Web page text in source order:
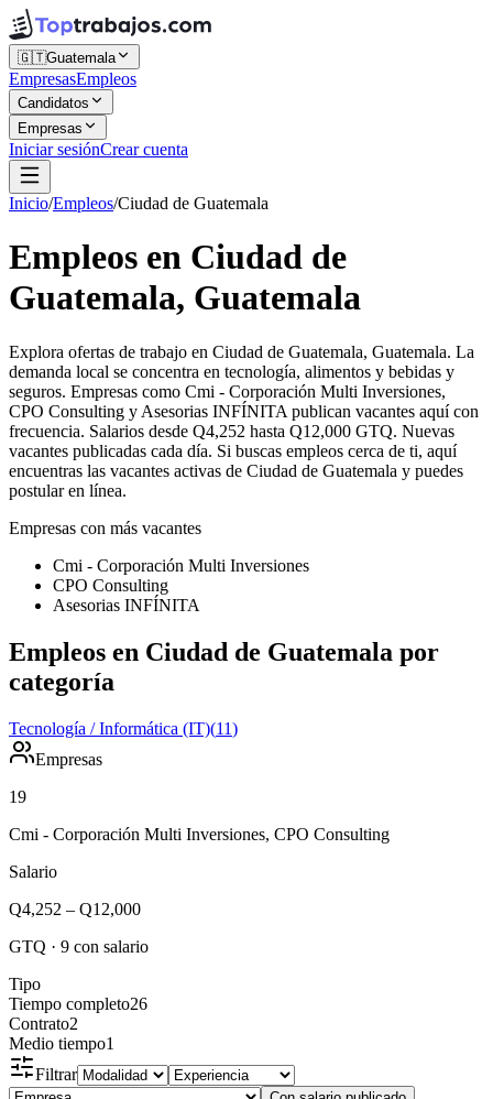
🇬🇹Guatemala
EmpresasEmpleos
Candidatos
Empresas
Iniciar sesiónCrear cuenta
Inicio/Empleos/Ciudad de Guatemala
Empleos en Ciudad de
Guatemala, Guatemala
Explora ofertas de trabajo en Ciudad de Guatemala, Guatemala. La
demanda local se concentra en tecnología, alimentos y bebidas y
seguros. Empresas como Cmi - Corporación Multi Inversiones,
CPO Consulting y Asesorias INFÍNITA publican vacantes aquí con
frecuencia. Salarios desde Q4,252 hasta Q12,000 GTQ. Nuevas
vacantes publicadas cada día. Si buscas empleos cerca de ti, aquí
encuentras las vacantes activas de Ciudad de Guatemala y puedes
postular en línea.
Empresas con más vacantes
Cmi - Corporación Multi Inversiones
CPO Consulting
Asesorias INFÍNITA
Empleos en Ciudad de Guatemala por
categoría
Tecnología / Informática (IT)(11)
Empresas
19
Cmi - Corporación Multi Inversiones, CPO Consulting
Salario
Q4,252 – Q12,000
GTQ · 9 con salario
Tipo
Tiempo completo26
Contrato2
Medio tiempo1
Filtrar